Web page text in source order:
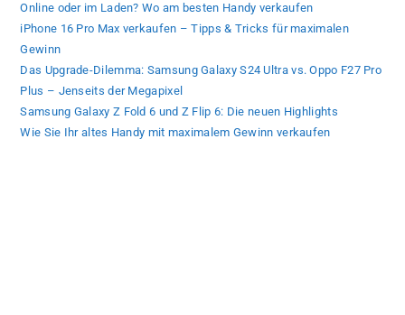
Online oder im Laden? Wo am besten Handy verkaufen
iPhone 16 Pro Max verkaufen – Tipps & Tricks für maximalen
Gewinn
Das Upgrade-Dilemma: Samsung Galaxy S24 Ultra vs. Oppo F27 Pro
Plus – Jenseits der Megapixel
Samsung Galaxy Z Fold 6 und Z Flip 6: Die neuen Highlights
Wie Sie Ihr altes Handy mit maximalem Gewinn verkaufen